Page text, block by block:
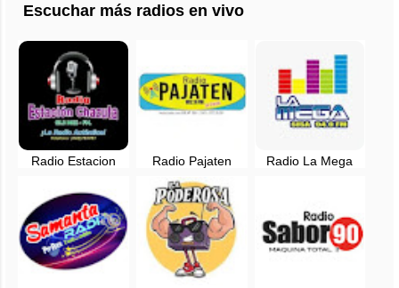
Escuchar más radios en vivo
Radio Estacion
San Martin
Radio Pajaten
Juanjui, San Martin
Radio La Mega